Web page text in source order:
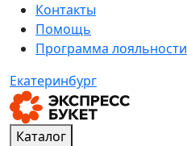
Контакты
Помощь
Программа лояльности
Екатеринбург
Каталог